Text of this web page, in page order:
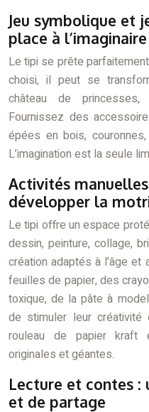
Jeu symbolique et
place à l’imaginaire
Le tipi se prête
choisi, il peut se
château de
Fournissez des
épées en bois,
L’imagination est la seule
Activités
développer la
Le tipi offre un espace
dessin, peinture, collage,
création adaptés à l’âge
feuilles de papier, des
toxique, de la pâte à
de stimuler leur
rouleau de papier kraft
originales et géantes.
Lecture et contes :
et de partage